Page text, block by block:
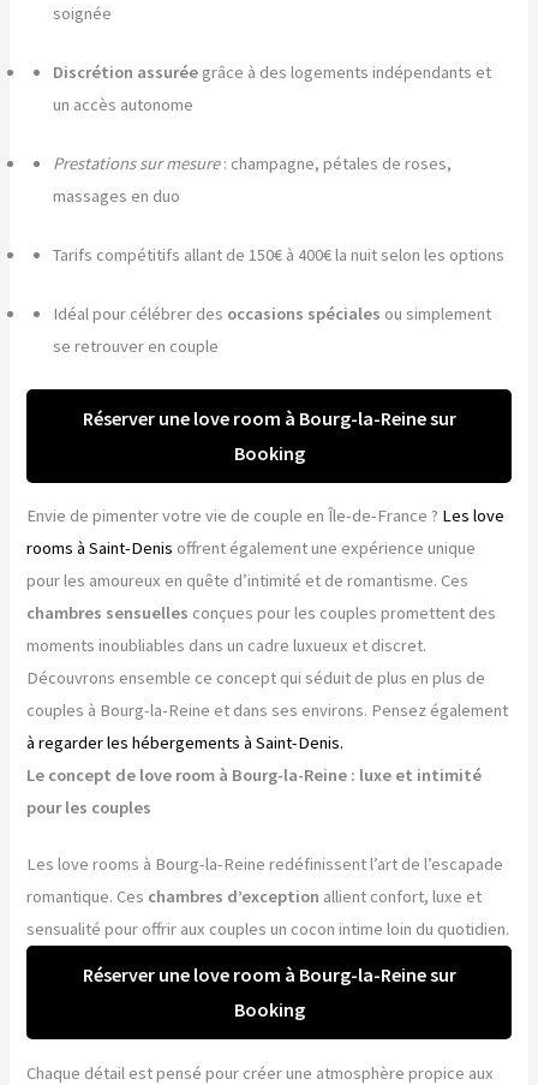
soignée
Discrétion assurée grâce à des logements indépendants et
un accès autonome
Prestations sur mesure: champagne, pétales de roses,
massages en duo
Tarifs compétitifs allant de 150€ à 400€ la nuit selon les options
Idéal pour célébrer des occasions spéciales ou simplement
se retrouver en couple
Réserver une love room à Bourg-la-Reine sur
Booking
Envie de pimenter votre vie de couple en Île-de-France ? Les love
rooms à Saint-Denis offrent également une expérience unique
pour les amoureux en quête d’intimité et de romantisme. Ces
chambres sensuelles conçues pour les couples promettent des
moments inoubliables dans un cadre luxueux et discret.
Découvrons ensemble ce concept qui séduit de plus en plus de
couples à Bourg-la-Reine et dans ses environs. Pensez également
à regarder les hébergements à Saint-Denis.
Le concept de love room à Bourg-la-Reine : luxe et intimité
pour les couples
Les love rooms à Bourg-la-Reine redéfinissent l’art de l’escapade
romantique. Ces chambres d’exception allient confort, luxe et
sensualité pour offrir aux couples un cocon intime loin du quotidien.
Réserver une love room à Bourg-la-Reine sur
Booking
Chaque détail est pensé pour créer une atmosphère propice aux